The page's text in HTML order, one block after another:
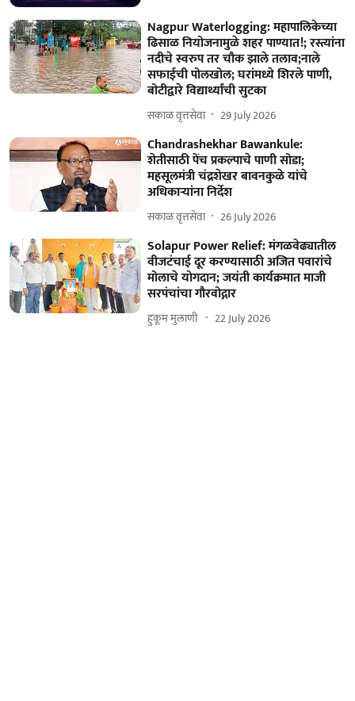
Nagpur Waterlogging: महापालिकेच्या
ढिसाळ नियोजनामुळे शहर पाण्यात!; रस्त्यांना
नदीचे स्वरुप तर चौक झाले तलाव;नाले
सफाईची पोलखोल; घरांमध्ये शिरले पाणी,
बोटीद्वारे विद्यार्थ्यांची सुटका
सकाळ वृत्तसेवा 29 July 2026
Chandrashekhar Bawankule:
शेतीसाठी पेंच प्रकल्पाचे पाणी सोडा;
महसूलमंत्री चंद्रशेखर बावनकुळे यांचे
अधिकाऱ्यांना निर्देश
सकाळ वृत्तसेवा 26 July 2026
Solapur Power Relief: मंगळवेढ्यातील
वीजटंचाई दूर करण्यासाठी अजित पवारांचे
मोलाचे योगदान; जयंती कार्यक्रमात माजी
सरपंचांचा गौरवोद्गार
हुकूम मुलाणी ​ 22 July 2026